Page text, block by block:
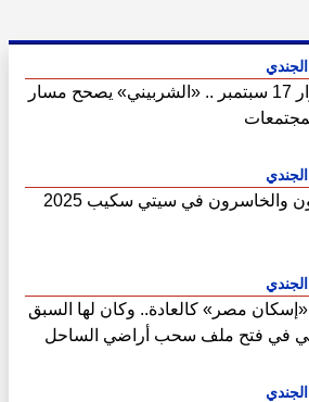
بعد قرار 17 سبتمبر .. «الشربيني» يصحح مسار
والخاسرون في سيتي سكيب 2025
«إسكان مصر» كالعادة.. وكان لها السبق
في فتح ملف سحب أراضي الساحل